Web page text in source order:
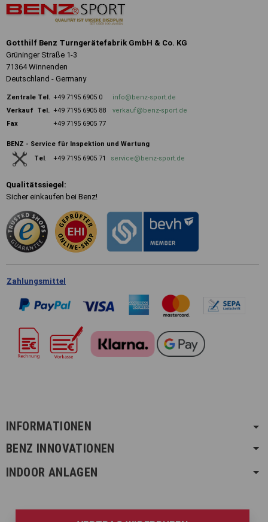
Gotthilf Benz Turngerätefabrik GmbH & Co. KG
Grüninger Straße 1-3
71364 Winnenden
Deutschland - Germany
Zentrale Tel. +49 7195 6905 0
info@benz-sport.de
Verkauf Tel. +49 7195 6905 88
verkauf@benz-sport.de
Fax
+49 7195 6905 77
BENZ - Service für Inspektion und Wartung
Tel . +49 7195 6905 71 service@benz-sport.de
Qualitätssiegel:
Sicher einkaufen bei Benz!
Zahlungsmittel
INFORMATIONEN
BENZ INNOVATIONEN
INDOOR ANLAGEN